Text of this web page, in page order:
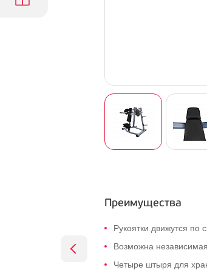
Преимущества
Рукоятки движутся по
Возможна
Четыре штыря для